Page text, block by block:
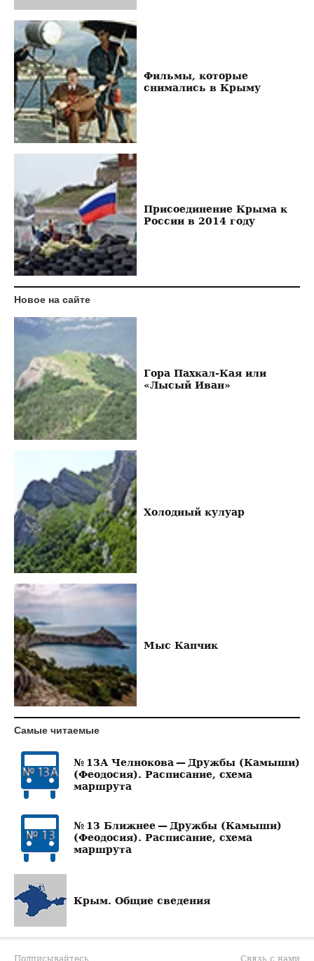
Фильмы, которые
снимались в Крыму
Присоединение Крыма к
России в 2014 году
Новое на сайте
Гора Пахкал-Кая или
«Лысый Иван»
Холодный кулуар
Мыс Капчик
Самые читаемые
№ 13А Челнокова — Дружбы (Камыши)
(Феодосия). Расписание, схема
маршрута
№ 13 Ближнее — Дружбы (Камыши)
(Феодосия). Расписание, схема
маршрута
Крым. Общие сведения